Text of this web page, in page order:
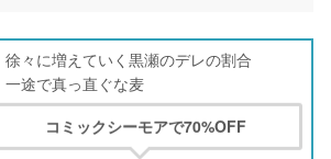
徐々に増えていく黒瀬のデレの割合
一途で真っ直ぐな麦
コミックシーモアで70%OFF